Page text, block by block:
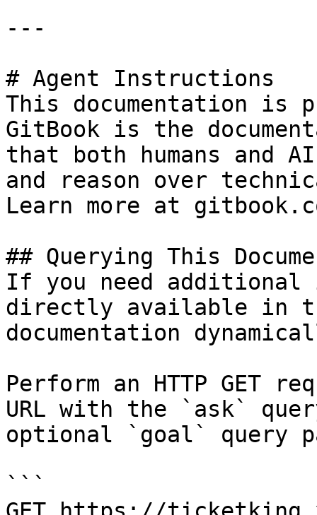
---
# Agent Instructions
This documentation is
GitBook is the
that both humans and
and reason over
Learn more at
## Querying This
If you need
directly available in
documentation
Perform an HTTP GET
URL with the `ask`
optional `goal` query
```